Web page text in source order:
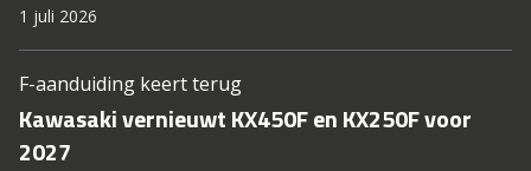
1 juli 2026
F-aanduiding keert terug
Kawasaki vernieuwt KX450F en KX250F voor
2027